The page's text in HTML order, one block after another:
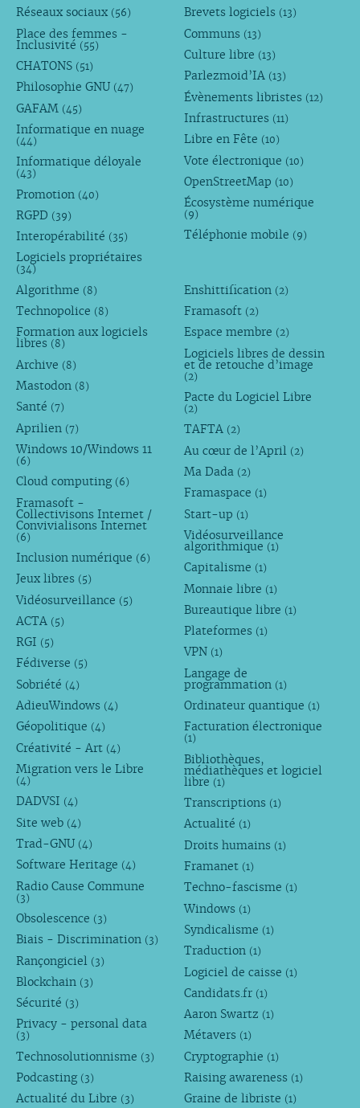
Réseaux sociaux (56)
Place des femmes -
Inclusivité (55)
CHATONS (51)
Philosophie GNU (47)
GAFAM (45)
Informatique en nuage
(44)
Informatique déloyale
(43)
Promotion (40)
RGPD (39)
Interopérabilité (35)
Logiciels propriétaires
(34)
Brevets logiciels (13)
Communs (13)
Culture libre (13)
Parlezmoid’IA (13)
Évènements libristes (12)
Infrastructures (11)
Libre en Fête (10)
Vote électronique (10)
OpenStreetMap (10)
Écosystème numérique
(9)
Téléphonie mobile (9)
Algorithme (8)
Technopolice (8)
Formation aux logiciels
libres (8)
Archive (8)
Mastodon (8)
Santé (7)
Aprilien (7)
Windows 10/Windows 11
(6)
Cloud computing (6)
Framasoft -
Collectivisons Internet /
Convivialisons Internet
(6)
Inclusion numérique (6)
Jeux libres (5)
Vidéosurveillance (5)
ACTA (5)
RGI (5)
Fédiverse (5)
Sobriété (4)
AdieuWindows (4)
Géopolitique (4)
Créativité - Art (4)
Migration vers le Libre
(4)
DADVSI (4)
Site web (4)
Trad-GNU (4)
Software Heritage (4)
Radio Cause Commune
(3)
Obsolescence (3)
Biais - Discrimination (3)
Rançongiciel (3)
Blockchain (3)
Sécurité (3)
Privacy - personal data
(3)
Technosolutionnisme (3)
Podcasting (3)
Actualité du Libre (3)
Enshittification (2)
Framasoft (2)
Espace membre (2)
Logiciels libres de dessin
et de retouche d’image
(2)
Pacte du Logiciel Libre
(2)
TAFTA (2)
Au cœur de l’April (2)
Ma Dada (2)
Framaspace (1)
Start-up (1)
Vidéosurveillance
algorithmique (1)
Capitalisme (1)
Monnaie libre (1)
Bureautique libre (1)
Plateformes (1)
VPN (1)
Langage de
programmation (1)
Ordinateur quantique (1)
Facturation électronique
(1)
Bibliothèques,
médiathèques et logiciel
libre (1)
Transcriptions (1)
Actualité (1)
Droits humains (1)
Framanet (1)
Techno-fascisme (1)
Windows (1)
Syndicalisme (1)
Traduction (1)
Logiciel de caisse (1)
Candidats.fr (1)
Aaron Swartz (1)
Métavers (1)
Cryptographie (1)
Raising awareness (1)
Graine de libriste (1)